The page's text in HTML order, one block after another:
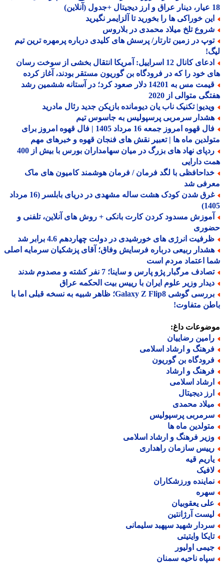
خوراکی ها را بخورید تا آلزایمر نگیرید
تلخ میلاد محمدی در بلاروس
در زمین تارتار/ پرسش های کلیدی درباره پرمهره ترین تیم
ادعای کانال 12 اسراییل: آمریکا انتقال بخشی از سوخت رسان
خود را که در فرودگاه بن گوریون مستقر بودند، آغاز کرده
قیمت مس به 14201 دلار صعود کرد؛ در آستانه ششمین رشد
متوالی از 2020
تکنیک ناب یان دیومانده بازیکن جدید رئال مادرید
سرمربی پرسپولیس به جاسوس تیم
فال قهوه امروز جمعه 16 مرداد 1405 | فال قهوه امروز برای
ماه ها | تعبیر نقش های فنجان قهوه و خبرهای مهم
ردپای نهاد های بزرگ در میان سهامداران بورس با بیش از 400
دارایی
با لگد فرمان / فرمان هوشمند کامیون های ماک
شد
غرق شدن کودک هشت ساله مشهدی در دریای بابلسر (16 مرداد
مسدود کردن کارت بانکی + روش های آنلاین، تلفنی و
انرژی های خورشیدی در دولت چهاردهم 4.6 برابر شد
ربیعی درباره فرسایش وفاق؛ آقای پزشکیان سرمایه اصلی
اعتماد مردم است
مرگبار پژو پارس و ساینا؛ 7 نفر کشته و مصدوم شدند
وزیر علوم ایران با رییس بیت الحکمه عراق
بررسی گوشی Galaxy Z Flip8؛ ظاهر شبیه به نسخه قبلی اما با
متفاوت!
داغ:
رضاییان
و ارشاد اسلامی
بن گوریون
و ارشاد
اسلامی
دیجیتال
محمدی
پرسپولیس
ماه ها
فرهنگ و ارشاد اسلامی
سازمان راهداری
قیه
ورزشکاران
یعقوبیان
آرژانتین
شهید سپهبد سلیمانی
وایتیتی
اولیور
ناحیه سمنان